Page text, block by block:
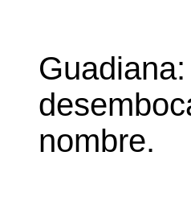
Guadiana
nombre.